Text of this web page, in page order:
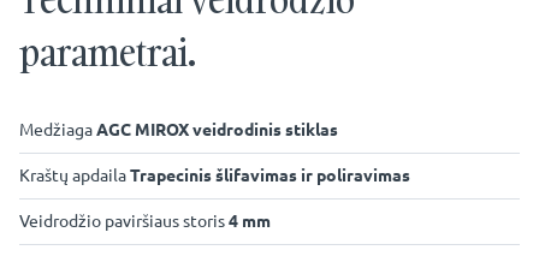
parametrai.
MedžiagaAGC MIROX veidrodinis stiklas
Kraštų apdailaTrapecinis šlifavimas ir poliravimas
Veidrodžio paviršiaus storis4 mm